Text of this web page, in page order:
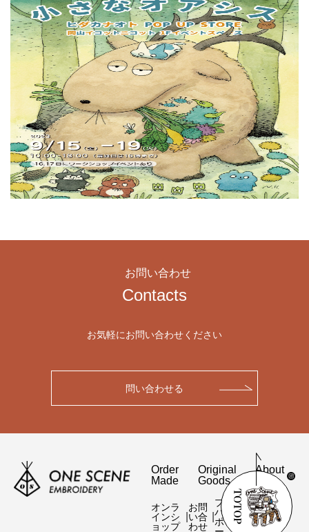
お問い合わせ
Contacts
お気軽にお問い合わせください
問い合わせる
Order
Made
Original
Goods
About
オンラ
インシ
ョップ
お問
い合
わせ
プライ
バシー
ポリシ
|
特定商
取引法
表記